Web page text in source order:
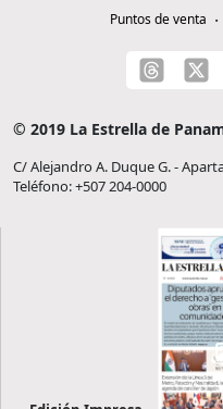
Puntos de venta
© 2019 La Estrella de
C/ Alejandro A. Duque G. -
Teléfono: +507 204-0000